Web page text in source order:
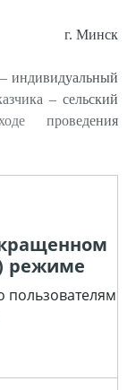
г. Минск
индивидуальный
– сельский
проведения
режиме
пользователям